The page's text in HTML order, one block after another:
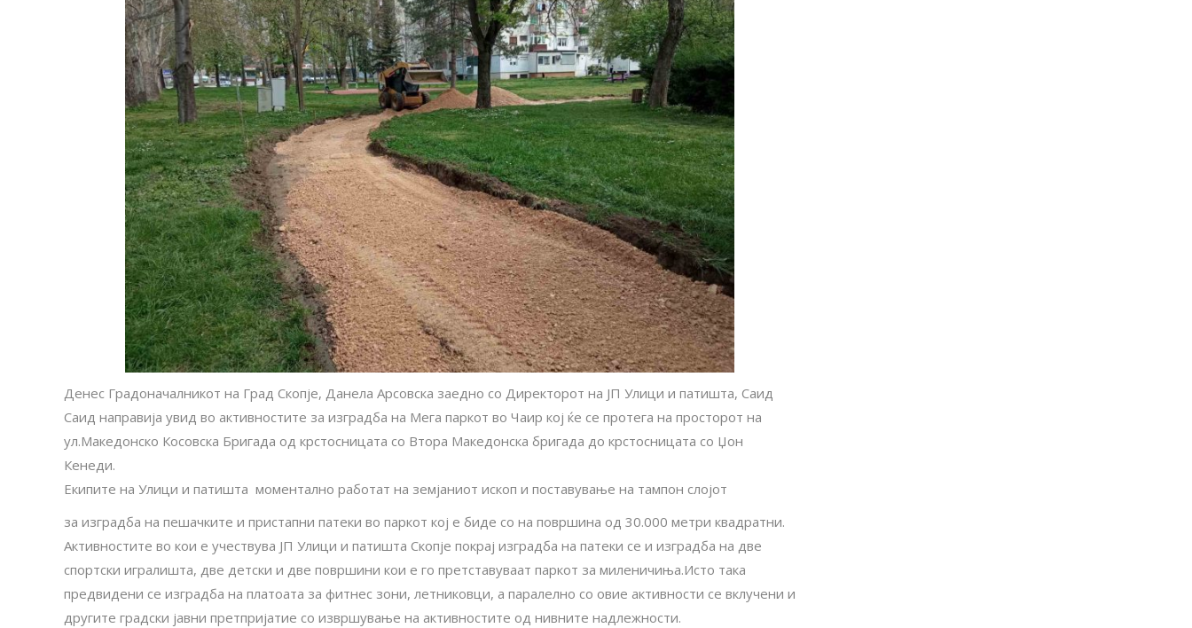
Денес Градоначалникот на Град Скопје, Данела Арсовска заедно со Директорот на ЈП Улици и патишта, Саид
Саид направија увид во активностите за изградба на Мега паркот во Чаир кој ќе се протега на просторот на
ул.Македонско Косовска Бригада од крстосницата со Втора Македонска бригада до крстосницата со Џон
Кенеди.
Екипите на Улици и патишта моментално работат на земјаниот ископ и поставување на тампон слојот
за изградба на пешачките и пристапни патеки во паркот кој е биде со на површина од 30.000 метри квадратни.
Активностите во кои е учествува ЈП Улици и патишта Скопје покрај изградба на патеки се и изградба на две
спортски игралишта, две детски и две површини кои е го претставуваат паркот за миленичиња.Исто така
предвидени се изградба на платоата за фитнес зони, летниковци, а паралелно со овие активности се вклучени и
другите градски јавни претпријатие со извршување на активностите од нивните надлежности.